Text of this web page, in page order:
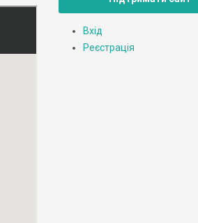
Вхід
Реєстрація